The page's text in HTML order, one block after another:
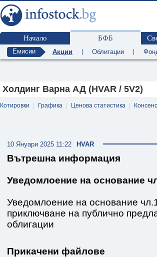
Начало БФБ
Емисии Акции Облигации
Холдинг Варна АД (HVAR / 5V2)
Котировки Графика Ценова статистика
HVAR
10 Януари 2025 11:22
Вътрешна информация
Уведомлоение на основание
Уведомлоение на основание
приключване на публично
облигации
Прикачени файлове